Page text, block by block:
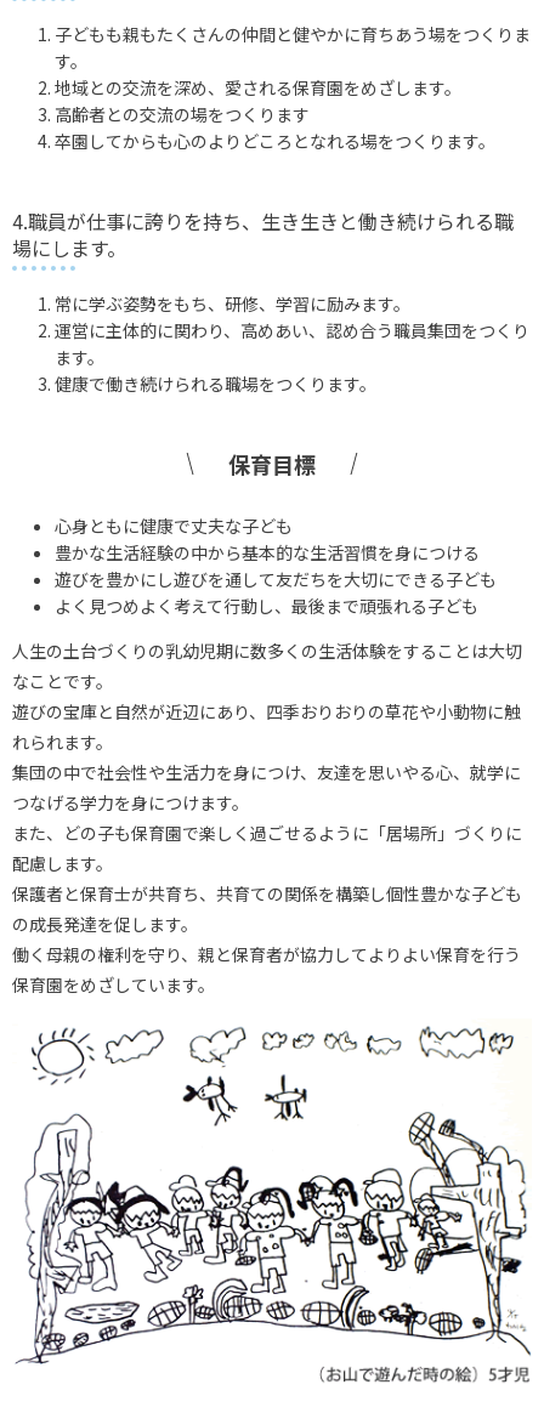
子どもも親もたくさんの仲間と健やかに育ちあう場をつくりま
す。
地域との交流を深め、愛される保育園をめざします。
高齢者との交流の場をつくります
卒園してからも心のよりどころとなれる場をつくります。
4.職員が仕事に誇りを持ち、生き生きと働き続けられる職
場にします。
常に学ぶ姿勢をもち、研修、学習に励みます。
運営に主体的に関わり、高めあい、認め合う職員集団をつくり
ます。
健康で働き続けられる職場をつくります。
保育目標
心身ともに健康で丈夫な子ども
豊かな生活経験の中から基本的な生活習慣を身につける
遊びを豊かにし遊びを通して友だちを大切にできる子ども
よく見つめよく考えて行動し、最後まで頑張れる子ども
人生の土台づくりの乳幼児期に数多くの生活体験をすることは大切
なことです。
遊びの宝庫と自然が近辺にあり、四季おりおりの草花や小動物に触
れられます。
集団の中で社会性や生活力を身につけ、友達を思いやる心、就学に
つなげる学力を身につけます。
また、どの子も保育園で楽しく過ごせるように「居場所」づくりに
配慮します。
保護者と保育士が共育ち、共育ての関係を構築し個性豊かな子ども
の成長発達を促します。
働く母親の権利を守り、親と保育者が協力してよりよい保育を行う
保育園をめざしています。